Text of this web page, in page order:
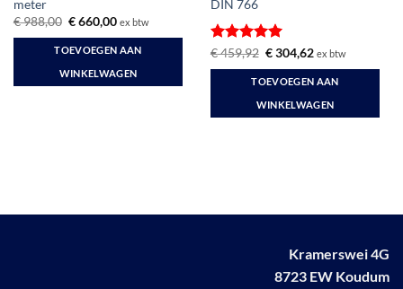
meter
€988,00 Oorspronkelijke
was:
€ 988,00.
€660,00Huidige
is:
€ 660,00.
ex btw
TOEVOEGEN AAN
WINKELWAGEN
DIN 766
Gewaardeerd
5uit 5
€459,92 Oorspronkelijke
was:
€ 459,92.
€304,62Huidige
is:
€ 304,62.
ex btw
TOEVOEGEN AAN
WINKELWAGEN
Kramerswei 4G
8723 EW Koudum